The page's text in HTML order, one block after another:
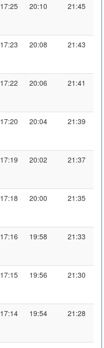
17:25 20:10 21:45
17:23 20:08 21:43
17:22 20:06 21:41
17:20 20:04 21:39
17:19 20:02 21:37
17:18 20:00 21:35
17:16 19:58 21:33
17:15 19:56 21:30
17:14 19:54 21:28